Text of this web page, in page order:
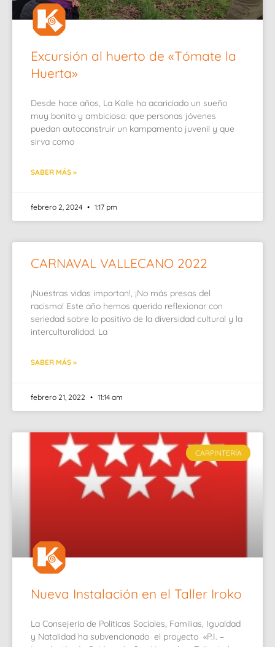
Excursión al huerto de «Tómate la
Huerta»
Desde hace años, La Kalle ha acariciado un sueño
muy bonito y ambicioso: que personas jóvenes
puedan autoconstruir un kampamento juvenil y que
sirva como
SABER MÁS »
febrero 2, 2024 1:17 pm
CARNAVAL VALLECANO 2022
¡Nuestras vidas importan!, ¡No más presas del
racismo! Este año hemos querido reflexionar con
seriedad sobre lo positivo de la diversidad cultural y la
interculturalidad. La
SABER MÁS »
febrero 21, 2022 11:14 am
CARPINTERÍA
Nueva Instalación en el Taller Iroko
La Consejería de Políticas Sociales, Familias, Igualdad
y Natalidad ha subvencionado el proyecto «P.I. –